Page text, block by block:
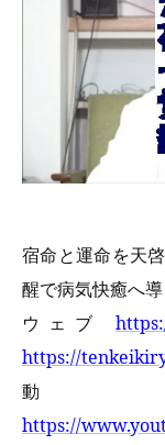
宿命と運命を天
醒で病気快癒へ
ウェブ
https://
https://